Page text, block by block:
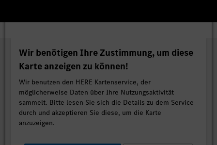
Wir benötigen Ihre Zustimmung, um diese
Karte anzeigen zu können!
Wir benutzen den HERE Kartenservice, der
möglicherweise Daten über Ihre Nutzungsaktivität
sammelt. Bitte lesen Sie sich die Details zu dem Service
durch und akzeptieren Sie diese, um die Karte
anzuzeigen.